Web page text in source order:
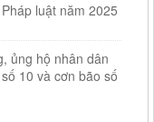
luật năm 2025
ủng hộ nhân dân
10 và cơn bão số